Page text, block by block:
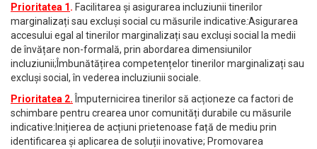
Prioritatea 1. Facilitarea și asigurarea incluziunii tinerilor
marginalizați sau excluși social cu măsurile indicative:Asigurarea
accesului egal al tinerilor marginalizați sau excluși social la medii
de învățare non-formală, prin abordarea dimensiunilor
incluziunii;Îmbunătățirea competențelor tinerilor marginalizați sau
excluși social, în vederea incluziunii sociale.
Prioritatea 2. Împuternicirea tinerilor să acționeze ca factori de
schimbare pentru crearea unor comunități durabile cu măsurile
indicative:Inițierea de acțiuni prietenoase față de mediu prin
identificarea și aplicarea de soluții inovative; Promovarea